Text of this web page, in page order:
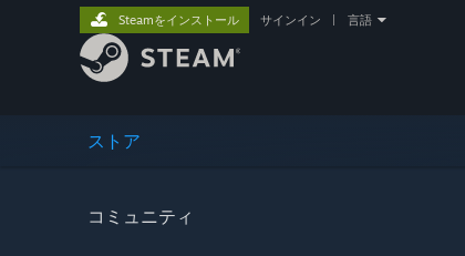
ストア
コミュニティ
Steamをインストール サインイン 言語